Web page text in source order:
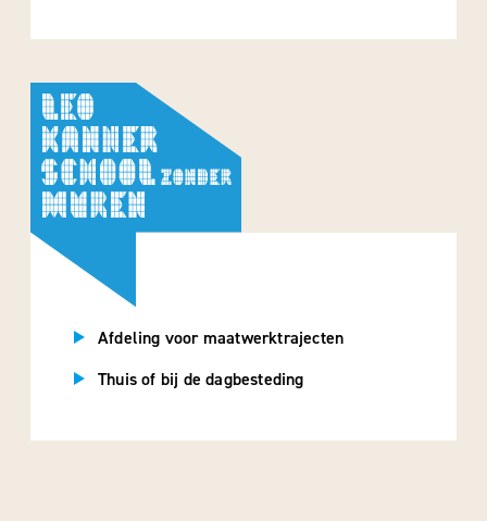
Afdeling voor maatwerktrajecten
Thuis of bij de dagbesteding